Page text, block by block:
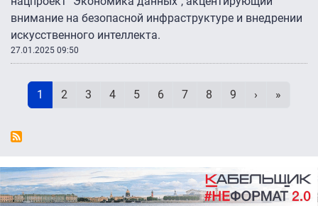
внимание на безопасной инфраструктуре и внедрении
искусственного интеллекта.
27.01.2025 09:50
Текущая страница
1 Page
2 Page
3 Page
4 Page
5 Page
6 Page
7 Page
8 Page
9 Следующая
› »